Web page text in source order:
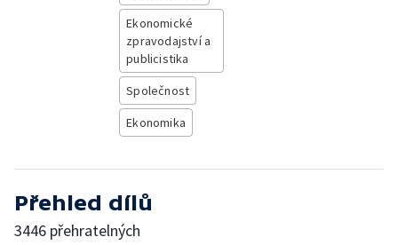
Ekonomické
zpravodajství a
publicistika
Společnost
Ekonomika
Přehled dílů
3446 přehratelných